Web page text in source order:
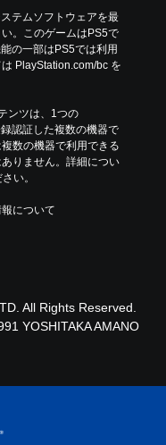
テムソフトウェアを最
。このゲームはPS5で
の一部はPS5では利用
PlayStation.com/bc を
ンツは、1つの
認証した複数の機器で
数の機器で利用できる
りません。詳細につい
い。
について
All Rights Reserved.
YOSHITAKA AMANO